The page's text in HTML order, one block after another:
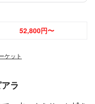
52,800円〜
ケット
ラ